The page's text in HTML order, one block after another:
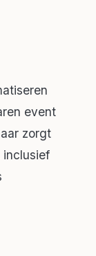
event
zorgt
inclusief